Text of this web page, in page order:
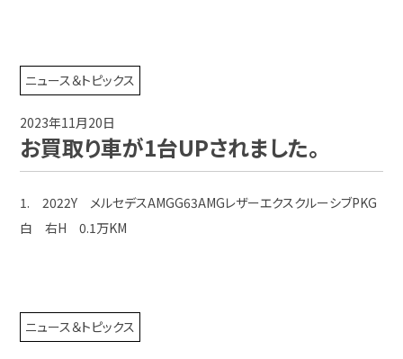
ニュース＆トピックス
2023年11月20日
お買取り車が1台UPされました。
1. 2022Y メルセデスAMGG63AMGレザーエクスクルーシブPKG
白 右H 0.1万KM
ニュース＆トピックス